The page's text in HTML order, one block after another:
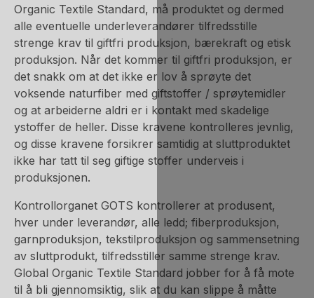
Organic Textile Standard, må produktet og dermed
alle eventuelle underleverandører tilfredsstille
strenge krav til giftfri produksjon, bærekraft og etisk
produksjon. Når det kommer til giftfri produksjon, er
det snakk om at det ikke er lov å sprøyte det
voksende naturfiber med giftstoffer / sprøytemidler
og at arbeiderne aldri er i kontakt med skadelige
ystoffer de heller. Disse kravene kontrolleres jevnlig,
og disse kravene forsikrer samtidig at sluttproduktet
ikke har tatt til seg giftige stoffer underveis i
produksjonen.
Kontrollorganet GOTS kontrollerer at produsent,
hver under leverandør, alle ledd; fiberproduksjon,
garnproduksjon, tekstilproduksjon og sammensetning
av sluttprodukt, tilfredsstiller samme strenge krav.
Global Organic Textile Standard jobber for å få mote
til å bli gjennomsiktig, slik at du kan slippe å måtte